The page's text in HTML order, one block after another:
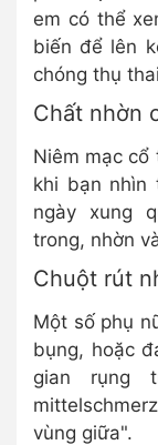
em có thể
biến để lên
chóng thụ
Chất nhờn
Niêm mạc
khi bạn nhìn
ngày xung
trong, nhờn
Chuột rút
Một số phụ
bụng, hoặc
gian rụng
vùng giữa".